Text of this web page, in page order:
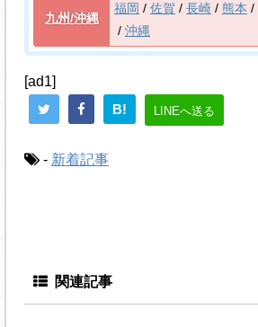
九州/沖縄
福岡 佐賀 長崎 熊本
沖縄
[ad1]
B!
LINEへ送る
- 新着記事
関連記事